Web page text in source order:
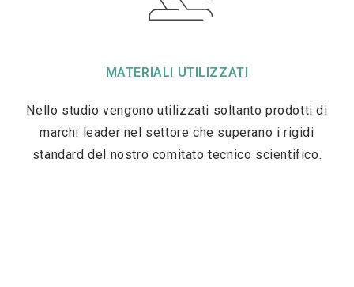
MATERIALI UTILIZZATI
Nello studio vengono utilizzati soltanto prodotti di
marchi leader nel settore che superano i rigidi
standard del nostro comitato tecnico scientifico.